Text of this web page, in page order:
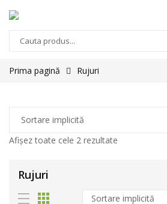
Prima pagină Rujuri
Afișez toate cele 2 rezultate
Rujuri